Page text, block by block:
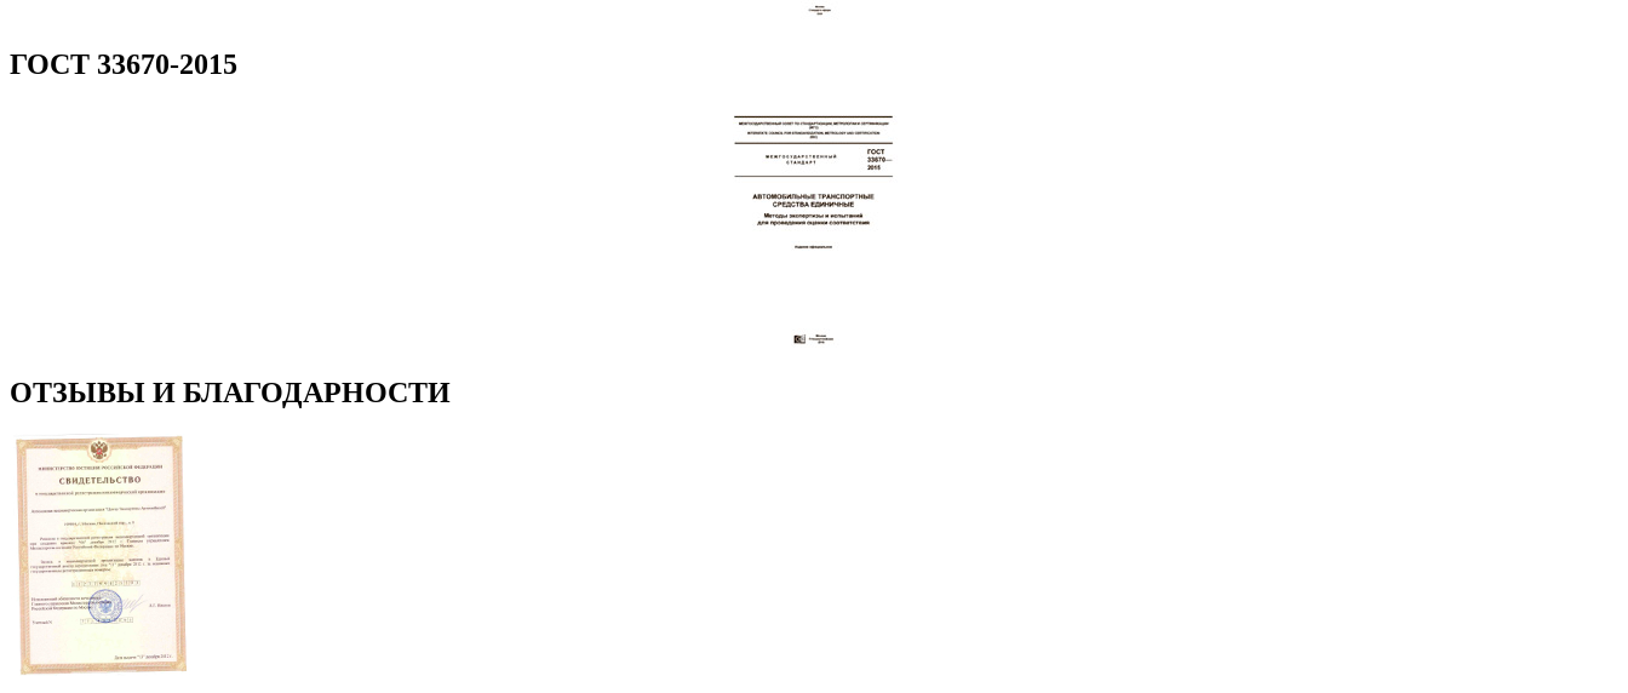
ГОСТ 33670-2015
ОТЗЫВЫ И БЛАГОДАРНОСТИ